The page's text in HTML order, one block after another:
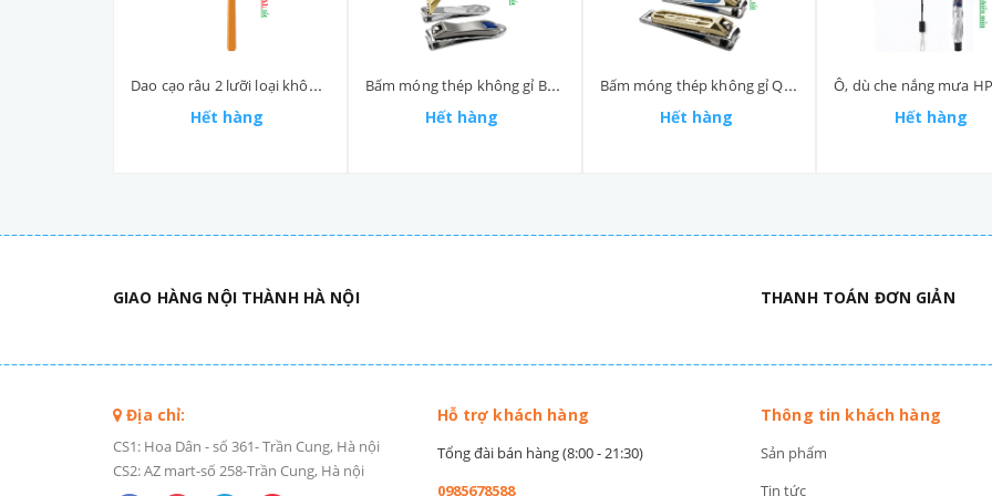
Dao cạo râu 2 lưỡi loại không thay lưỡi Bic
Hết hàng
Bấm móng thép không gỉ Bâfla size nhỏ 8046
Hết hàng
Bấm móng thép không gỉ QLMA size nhỏ 5002-2
Hết hàng Hết hàng
GIAO HÀNG NỘI THÀNH HÀ NỘI THANH TOÁN ĐƠN GIẢN
Địa chỉ:
CS1: Hoa Dân - số 361- Trần Cung, Hà nội
CS2: AZ mart-số 258-Trần Cung, Hà nội
Hỗ trợ khách hàng
Tổng đài bán hàng (8:00 - 21:30)
0985678588
Thông tin khách hàng
Sản phẩm
Tin tức